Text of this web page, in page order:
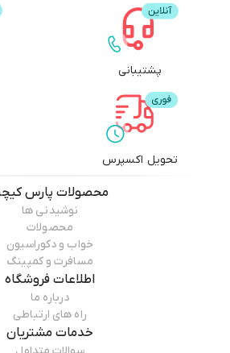
پشتیبانی
تحویل اکسپرس
محصولات پارس
نوشیدنی ها
محصولات
خواب و دکوراسیون
مسافرت و کمپینگ
اطلاعات فروشگاه
درباره ما
راه های ارتباطی
خدمات مشتریان